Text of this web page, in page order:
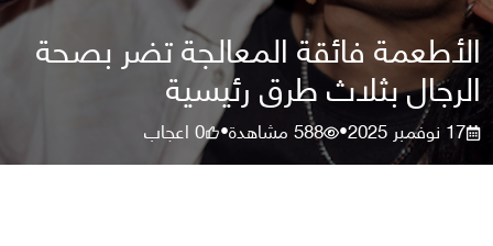
الأطعمة فائقة المعالجة تضر بصحة
الرجال بثلاث طرق رئيسية
17 نوفمبر 2025 •
588مشاهدة•
0اعجاب